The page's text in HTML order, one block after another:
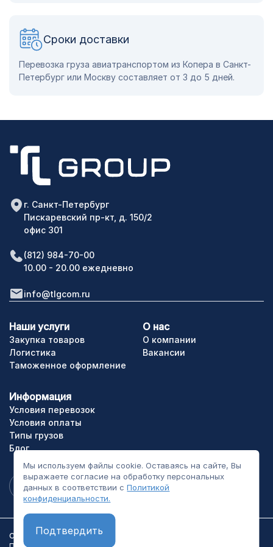
Сроки доставки
Перевозка груза авиатранспортом из Копера в Санкт-
Петербург или Москву составляет от 3 до 5 дней.
Мы используем файлы cookie. Оставаясь на сайте, Вы
выражаете согласие на обработку персональных
данных в соответствии сПолитикой
конфиденциальности.
Подтвердить
г. Санкт-Петербург
Пискаревский пр-кт, д. 150/2
офис 301
(812) 984-70-00
10.00 - 20.00 ежедневно
info@tlgcom.ru
Закупка товаров
Наши услуги
Логистика
Таможенное оформление
О нас
О компании
Вакансии
Информация
Условия перевозок
Условия оплаты
Типы грузов
Блог
ООО «ТЛГрупп». Все права сайта защищены.